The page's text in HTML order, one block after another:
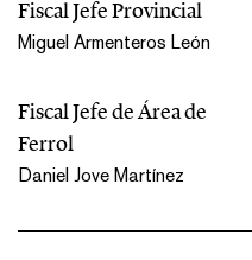
Fiscal Jefe Provincial
Miguel Armenteros León
Fiscal Jefe de Área de
Ferrol
Daniel Jove Martínez